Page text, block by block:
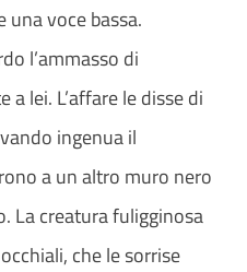
una voce bassa.
l’ammasso di
lei. L’affare le disse di
ingenua il
a un altro muro nero
La creatura fuligginosa
che le sorrise